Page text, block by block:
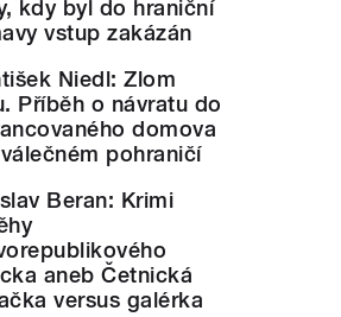
kdy byl do hraniční
vstup zakázán
Niedl: Zlom
Příběh o návratu do
domova
pohraničí
Beran: Krimi
aneb Četnická
versus galérka